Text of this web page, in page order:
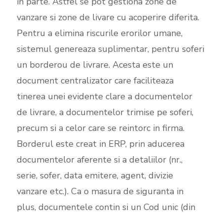
vanzare si zone de livare cu acoperire diferita.
Pentru a elimina riscurile erorilor umane,
sistemul genereaza suplimentar, pentru soferi
un borderou de livrare. Acesta este un
document centralizator care faciliteaza
tinerea unei evidente clare a documentelor
de livrare, a documentelor trimise pe soferi,
precum si a celor care se reintorc in firma.
Borderul este creat in ERP, prin aducerea
documentelor aferente si a detaliilor (nr.,
serie, sofer, data emitere, agent, divizie
vanzare etc.). Ca o masura de siguranta in
plus, documentele contin si un Cod unic (din